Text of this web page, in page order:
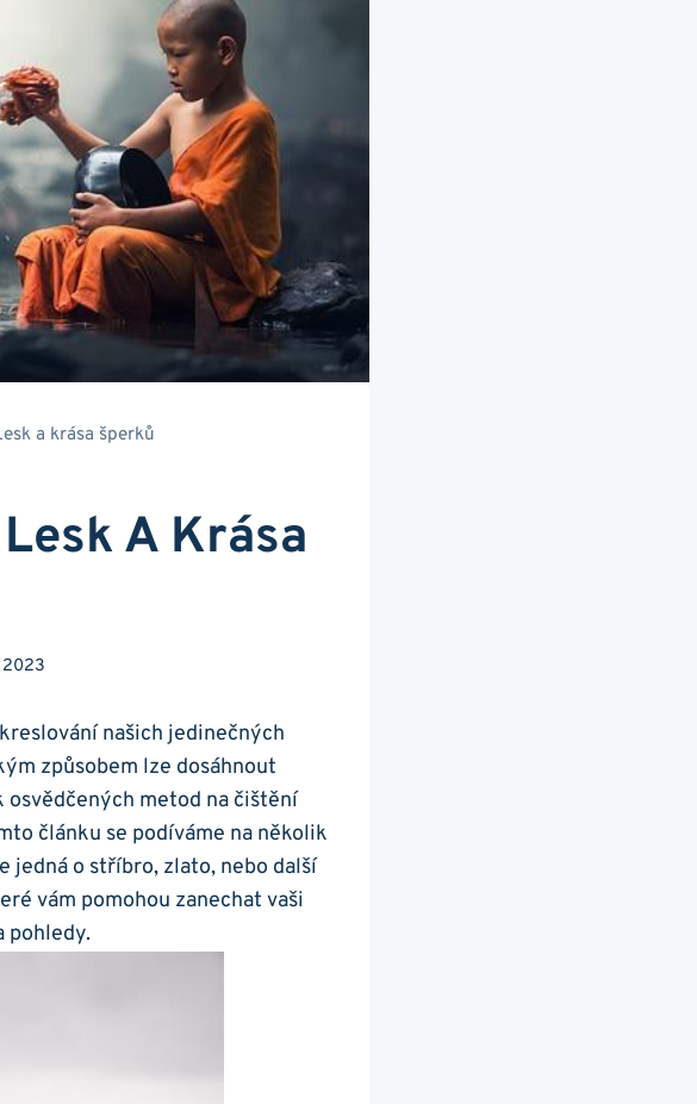
a krása šperků
A Krása
2023
našich jedinečných
způsobem lze ​dosáhnout
metod na čištění
článku se podíváme ‍na několik
jedná o stříbro, zlato, nebo další‌
vám pomohou ⁣zanechat vaši
pohledy.